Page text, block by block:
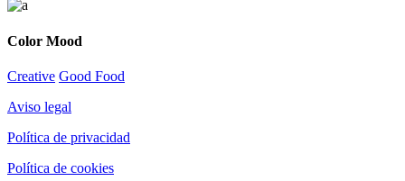
Color Mood
Creative Good Food
Aviso legal
Política de privacidad
Política de cookies